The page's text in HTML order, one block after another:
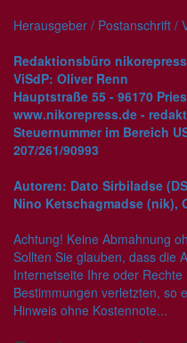
Herausgeber / Postanschrift /
Redaktionsbüro
ViSdP: Oliver Renn
Hauptstraße 55 - 96170
www.nikorepress.de -
Steuernummer im Bereich
207/261/90993
Autoren: Dato Sirbiladse
Nino Ketschagmadse (nik),
Achtung! Keine Abmahnung
Sollten Sie glauben, dass die
Internetseite Ihre oder
Bestimmungen verletzten, so
Hinweis ohne Kostennote...